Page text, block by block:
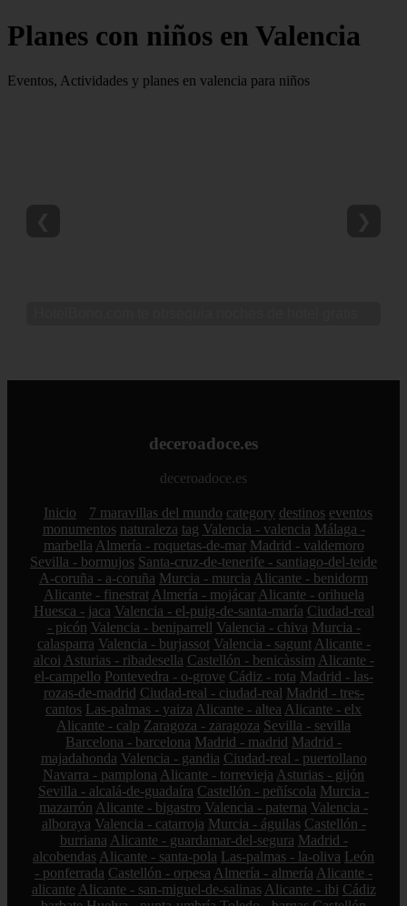
Planes con niños en Valencia
Eventos, Actividades y planes en valencia para niños
deceroadoce.es
deceroadoce.es
Inicio 7 maravillas del mundo category destinos eventos
monumentos naturaleza tag Valencia - valencia Málaga -
marbella Almería - roquetas-de-mar Madrid - valdemoro
Sevilla - bormujos Santa-cruz-de-tenerife - santiago-del-teide
A-coruña - a-coruña Murcia - murcia Alicante - benidorm
Alicante - finestrat Almería - mojácar Alicante - orihuela
Huesca - jaca Valencia - el-puig-de-santa-maría Ciudad-real
- picón Valencia - beniparrell Valencia - chiva Murcia -
calasparra Valencia - burjassot Valencia - sagunt Alicante -
alcoi Asturias - ribadesella Castellón - benicàssim Alicante -
el-campello Pontevedra - o-grove Cádiz - rota Madrid - las-
rozas-de-madrid Ciudad-real - ciudad-real Madrid - tres-
cantos Las-palmas - yaiza Alicante - altea Alicante - elx
Alicante - calp Zaragoza - zaragoza Sevilla - sevilla
Barcelona - barcelona Madrid - madrid Madrid -
majadahonda Valencia - gandia Ciudad-real - puertollano
Navarra - pamplona Alicante - torrevieja Asturias - gijón
Sevilla - alcalá-de-guadaíra Castellón - peñíscola Murcia -
mazarrón Alicante - bigastro Valencia - paterna Valencia -
alboraya Valencia - catarroja Murcia - águilas Castellón -
burriana Alicante - guardamar-del-segura Madrid -
alcobendas Alicante - santa-pola Las-palmas - la-oliva León
- ponferrada Castellón - orpesa Almería - almería Alicante -
alicante Alicante - san-miguel-de-salinas Alicante - ibi Cádiz